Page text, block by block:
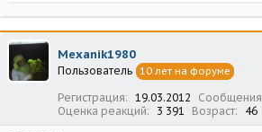
а
к
ц
и
и
Mexanik1980
Пользователь 10 лет на форуме
Регистрация 19.03.2012 Сообщения
Оценка реакций
3 391 Возраст 46